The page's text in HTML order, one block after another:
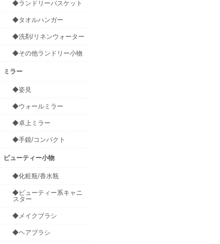
◆ランドリーバスケット
◆タオルハンガー
◆洗剤/リネンウォーター
◆その他ランドリー小物
ミラー
◆姿見
◆ウォールミラー
◆卓上ミラー
◆手鏡/コンパクト
ビューティー小物
◆化粧瓶/香水瓶
◆ビューティー系キャニ
スター
◆メイクブラシ
◆ヘアブラシ